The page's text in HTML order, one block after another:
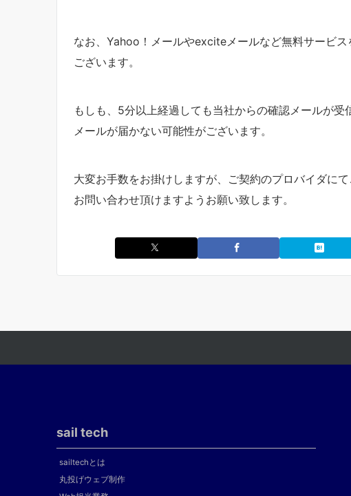
なお、Yahoo！メールやexciteメールなど無料サービ
ございます。
もしも、5分以上経過しても当社からの確認メールが
メールが届かない可能性がございます。
大変お手数をお掛けしますが、ご契約のプロバイダに
お問い合わせ頂けますようお願い致します。
sail tech
sailtechとは
丸投げウェブ制作